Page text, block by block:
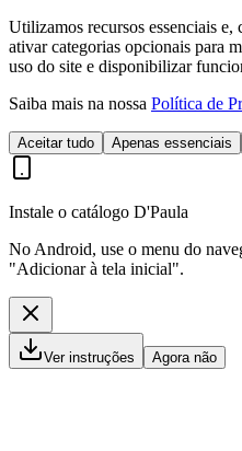
Utilizamos recursos essenciais e,
ativar categorias opcionais para
uso do site e disponibilizar
Saiba mais na nossa Política de
Aceitar tudo Apenas essenciais
Instale o catálogo D'Paula
No Android, use o menu do
"Adicionar à tela inicial".
Ver instruções Agora não